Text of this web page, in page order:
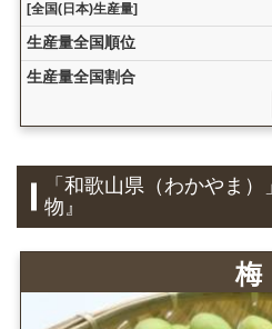
[全国(日本)生産量]
生産量全国順位
生産量全国割合
「和歌山県（わかやま
物』
梅